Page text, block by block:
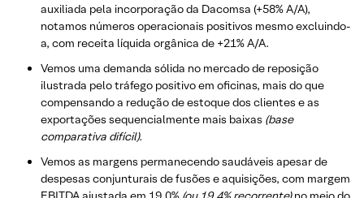
auxiliada pela incorporação da Dacomsa (+58% A/A),
notamos números operacionais positivos mesmo excluindo-
a, com receita líquida orgânica de +21% A/A.
Vemos uma demanda sólida no mercado de reposição
ilustrada pelo tráfego positivo em oficinas, mais do que
compensando a redução de estoque dos clientes e as
exportações sequencialmente mais baixas (base
comparativa difícil).
Vemos as margens permanecendo saudáveis apesar de
despesas conjunturais de fusões e aquisições, com margem